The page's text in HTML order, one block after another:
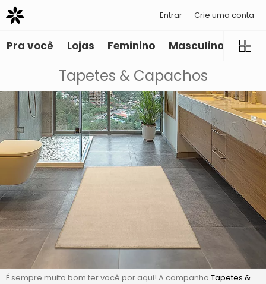
Entrar Crie uma conta
Pra você Lojas Feminino Masculino
Tapetes & Capachos
É sempre muito bom ter você por aqui! A campanha Tapetes &